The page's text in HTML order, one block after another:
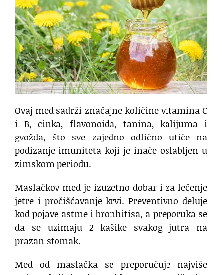
Ovaj med sadrži značajne količine vitamina C
i B, cinka, flavonoida, tanina, kalijuma i
gvožđa, što sve zajedno odlično utiče na
podizanje imuniteta koji je inače oslabljen u
zimskom periodu.
Maslačkov med je izuzetno dobar i za lečenje
jetre i pročišćavanje krvi. Preventivno deluje
kod pojave astme i bronhitisa, a preporuka se
da se uzimaju 2 kašike svakog jutra na
prazan stomak.
Med od maslačka se preporučuje najviše